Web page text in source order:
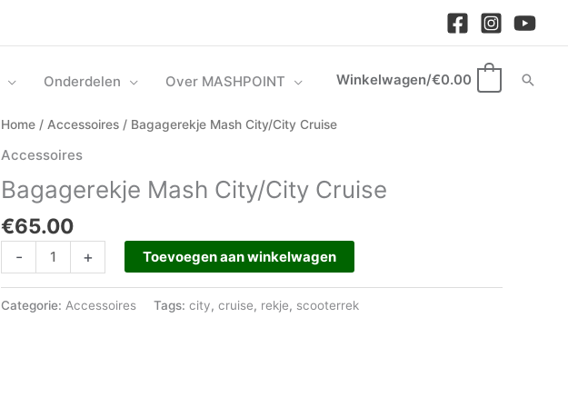
Onderdelen Over MASHPOINT Winkelwagen/€0.00
Home / Accessoires / Bagagerekje Mash City/City Cruise
Accessoires
Bagagerekje Mash City/City Cruise
€65.00
-
Bagagerekje
Cruise
+ Toevoegen aan winkelwagen
Categorie: Accessoires Tags: city, cruise, rekje, scooterrek